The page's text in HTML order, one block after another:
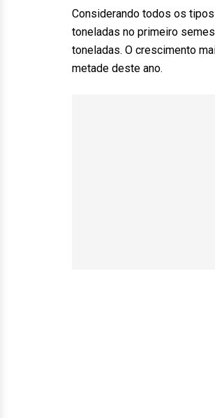
Considerando todos os
toneladas no primeiro
toneladas. O crescimento
metade deste ano.